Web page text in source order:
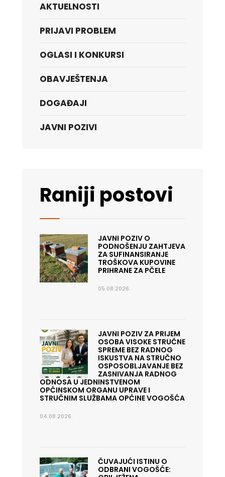
AKTUELNOSTI
PRIJAVI PROBLEM
OGLASI I KONKURSI
OBAVJEŠTENJA
DOGAĐAJI
JAVNI POZIVI
Raniji postovi
JAVNI POZIV O
PODNOŠENJU ZAHTJEVA
ZA SUFINANSIRANJE
TROŠKOVA KUPOVINE
PRIHRANE ZA PČELE
05.08.2026.
JAVNI POZIV ZA PRIJEM
OSOBA VISOKE STRUČNE
SPREME BEZ RADNOG
ISKUSTVA NA STRUČNO
OSPOSOBLJAVANJE BEZ
ZASNIVANJA RADNOG
ODNOSA U JEDNINSTVENOM
OPĆINSKOM ORGANU UPRAVE I
STRUČNIM SLUŽBAMA OPĆINE VOGOŠĆA
04.08.2026.
ČUVAJUĆI ISTINU O
ODBRANI VOGOŠĆE: